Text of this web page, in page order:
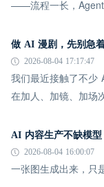
——流程一长，Agent
做 AI 漫剧，先别急
2026-08-04 17:17:47
我们最近接触了不少
在加人、加镜、加场
AI 内容生产不缺模
2026-08-04 16:00:07
一张图生成出来，只